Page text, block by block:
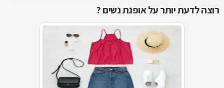
רוצה לדעת יותר על אופנת נשים ?